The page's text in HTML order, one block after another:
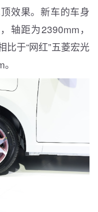
效果。新车的车身
轴距为2390mm，
比于“网红”五菱宏光